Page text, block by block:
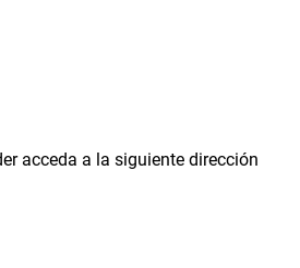
acceda a la siguiente dirección